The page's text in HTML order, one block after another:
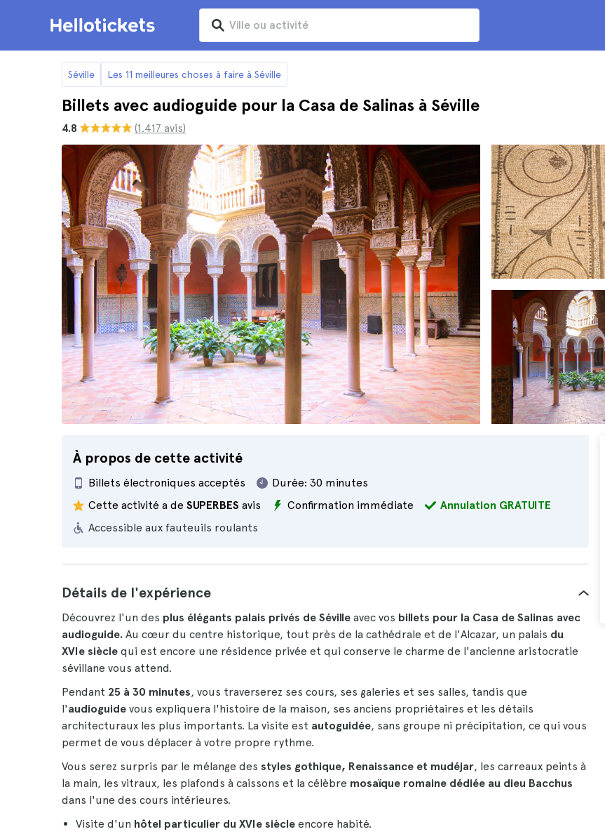
Séville Les 11 meilleures choses à faire à Séville
Billets avec audioguide pour la Casa de Salinas à Séville
4.8 (1.417 avis)
À propos de cette activité
Billets électroniques acceptés
Accessible aux fauteuils roulants
Durée: 30 minutes
Cette activité a de SUPERBES avis Confirmation immédiate Annulation GRATUITE
Détails de l'expérience
Découvrez l'un des plus élégants palais privés de Séville avec vos billets pour la Casa de Salinas avec
audioguide. Au cœur du centre historique, tout près de la cathédrale et de l'Alcazar, un palais du
XVIe siècle qui est encore une résidence privée et qui conserve le charme de l'ancienne aristocratie
sévillane vous attend.
Pendant 25 à 30 minutes, vous traverserez ses cours, ses galeries et ses salles, tandis que
l'audioguide vous expliquera l'histoire de la maison, ses anciens propriétaires et les détails
architecturaux les plus importants. La visite est autoguidée, sans groupe ni précipitation, ce qui vous
permet de vous déplacer à votre propre rythme.
Vous serez surpris par le mélange des styles gothique, Renaissance et mudéjar, les carreaux peints à
la main, les vitraux, les plafonds à caissons et la célèbre mosaïque romaine dédiée au dieu Bacchus
dans l'une des cours intérieures.
Visite d'un hôtel particulier du XVIe siècle encore habité.